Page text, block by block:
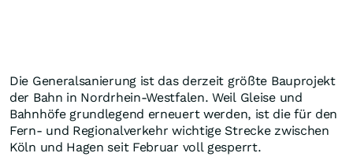
Die Generalsanierung ist das derzeit größte Bauprojekt
der Bahn in Nordrhein-Westfalen. Weil Gleise und
Bahnhöfe grundlegend erneuert werden, ist die für den
Fern- und Regionalverkehr wichtige Strecke zwischen
Köln und Hagen seit Februar voll gesperrt.